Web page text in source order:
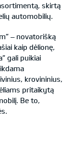
skirtą
automobilių.
– novatorišką
kaip dėlionę,
gali puikiai
krovininius,
pritaikytą
Be to,